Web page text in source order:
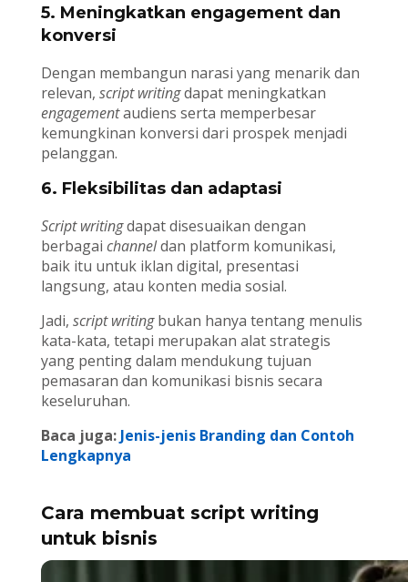
5. Meningkatkan engagement dan
konversi
Dengan membangun narasi yang menarik dan
relevan, script writingdapat meningkatkan
engagementaudiens serta memperbesar
kemungkinan konversi dari prospek menjadi
pelanggan.
6. Fleksibilitas dan adaptasi
Script writingdapat disesuaikan dengan
berbagai channeldan platform komunikasi,
baik itu untuk iklan digital, presentasi
langsung, atau konten media sosial.
Jadi, script writingbukan hanya tentang menulis
kata-kata, tetapi merupakan alat strategis
yang penting dalam mendukung tujuan
pemasaran dan komunikasi bisnis secara
keseluruhan.
Baca juga:Jenis-jenis Branding dan Contoh
Lengkapnya
Cara membuat script writing
untuk bisnis